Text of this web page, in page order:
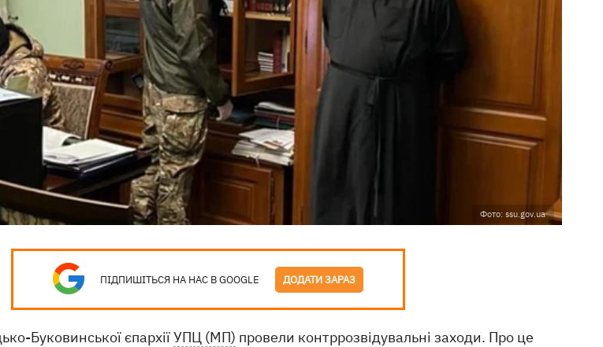
Фото: ssu.gov.ua
ПІДПИШІТЬСЯ НА НАС В GOOGLE ДОДАТИ ЗАРАЗ
Буковинської єпархіїУПЦ (МП) провели контррозвідувальні заходи. Про це